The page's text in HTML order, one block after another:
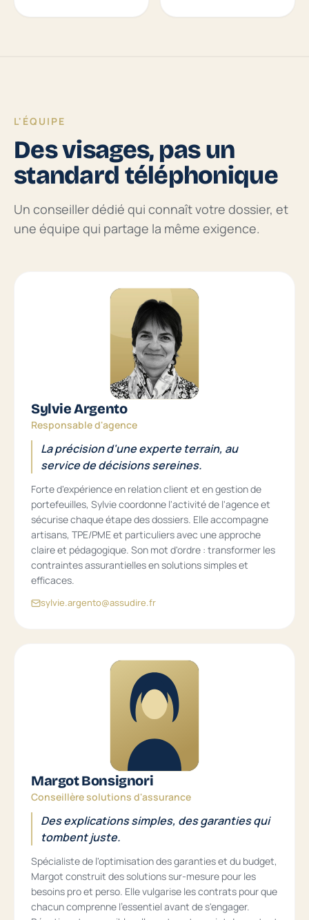
L'ÉQUIPE
Des visages, pas un
standard téléphonique
Un conseiller dédié qui connaît votre dossier, et
une équipe qui partage la même exigence.
Sylvie Argento
Responsable d'agence
La précision d'une experte terrain, au
service de décisions sereines.
Forte d'expérience en relation client et en gestion de
portefeuilles, Sylvie coordonne l'activité de l'agence et
sécurise chaque étape des dossiers. Elle accompagne
artisans, TPE/PME et particuliers avec une approche
claire et pédagogique. Son mot d'ordre : transformer les
contraintes assurantielles en solutions simples et
efficaces.
sylvie.argento@assudire.fr
Margot Bonsignori
Conseillère solutions d'assurance
Des explications simples, des garanties qui
tombent juste.
Spécialiste de l'optimisation des garanties et du budget,
Margot construit des solutions sur-mesure pour les
besoins pro et perso. Elle vulgarise les contrats pour que
chacun comprenne l'essentiel avant de s'engager.